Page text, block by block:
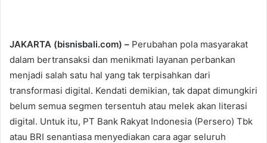
JAKARTA (bisnisbali.com) – Perubahan pola masyarakat
dalam bertransaksi dan menikmati layanan perbankan
menjadi salah satu hal yang tak terpisahkan dari
transformasi digital. Kendati demikian, tak dapat dimungkiri
belum semua segmen tersentuh atau melek akan literasi
digital. Untuk itu, PT Bank Rakyat Indonesia (Persero) Tbk
atau BRI senantiasa menyediakan cara agar seluruh